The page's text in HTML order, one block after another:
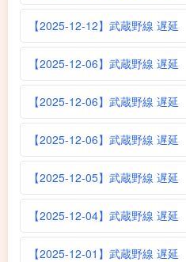
【2025-12-12】武蔵野線 遅延
【2025-12-06】武蔵野線 遅延
【2025-12-06】武蔵野線 遅延
【2025-12-06】武蔵野線 遅延
【2025-12-05】武蔵野線 遅延
【2025-12-04】武蔵野線 遅延
【2025-12-01】武蔵野線 遅延